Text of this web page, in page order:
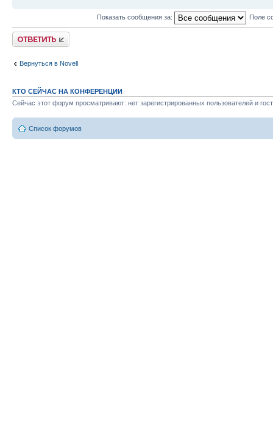
Показать сообщения за: Поле
Ответить
Вернуться в Novell
КТО СЕЙЧАС НА КОНФЕРЕНЦИИ
Сейчас этот форум просматривают: нет зарегистрированных пользователей и
Список форумов